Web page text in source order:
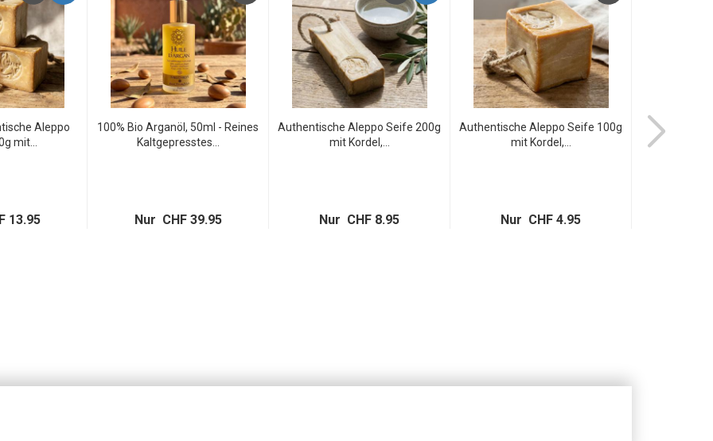
Aleppo
mit...
13.95
100% Bio Arganöl, 50ml - Reines
Kaltgepresstes...
Nur CHF 39.95
Authentische Aleppo Seife 200g
mit Kordel,...
Nur CHF 8.95
Authentische Aleppo Seife 100g
mit Kordel,...
Nur CHF 4.95
3er-Set